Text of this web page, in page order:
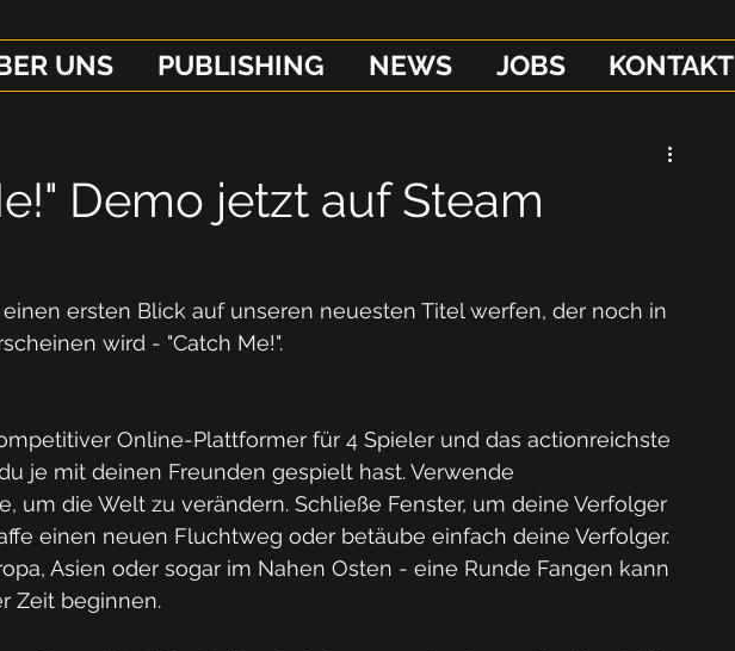
UNS PUBLISHING NEWS JOBS KONTAKT
Demo jetzt auf Steam
ersten Blick auf unseren neuesten Titel werfen, der noch in
wird - "Catch Me!".
Online-Plattformer für 4 Spieler und das actionreichste
je mit deinen Freunden gespielt hast. Verwende
um die Welt zu verändern. Schließe Fenster, um deine Verfolger
einen neuen Fluchtweg oder betäube einfach deine Verfolger.
Asien oder sogar im Nahen Osten - eine Runde Fangen kann
Zeit beginnen.